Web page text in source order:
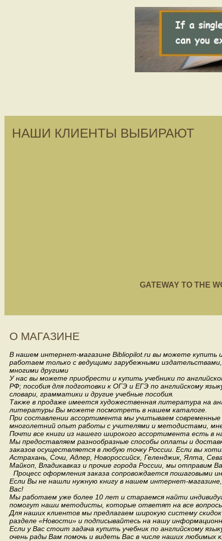
НАШИ КЛИЕНТЫ ВЫБИРАЮТ
GATEWAY TO THE
О МАГАЗИНЕ
В нашем интернет-магазине Bibliopilot.ru вы можете купить
работаем только с ведущими зарубежными издательствами,
многими другими
У нас вы можете приобрести и купить учебники по
РФ; пособия для подготовки к ОГЭ и ЕГЭ по английскому
словари, грамматики и другие учебные пособия.
Также в продаже имеется художественная литература на
литературы Вы можете посмотреть в нашем каталоге.
При составлении ассортимента мы учитываем
многолетний опыт работы с учителями и методистами,
Почти все книги из нашего широкого ассортимента есть в
Мы предоставляем разнообразные способы оплаты и
заказов осуществляется в любую точку России. Если вы
Астрахань, Сочи, Адлер, Новороссийск, Геленджик, Ялта,
Майкоп, Владикавказ и прочие города России, мы отправим
Процесс оформления заказа сопровождается пошаговыми
Если Вы не нашли нужную книгу в нашем интернет-
Вас!
Мы работаем уже более 10 лет и стараемся найти
помогут наши методисты, которые ответят на все
Для наших клиентов мы предлагаем широкую систему
разделе «Новости» и подписывайтесь на нашу
Если у Вас стоит задача купить учебник по английскому
очень рады Вам помочь и видеть Вас в числе наших любимых